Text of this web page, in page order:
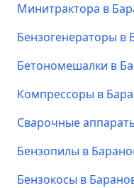
Минитрактора в
Бензогенераторы в
Бетономешалки в
Компрессоры в
Сварочные
Бензопилы в
Бензокосы в